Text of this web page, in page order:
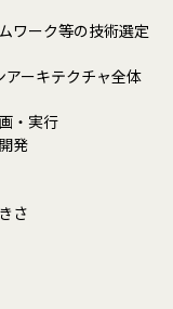
ワーク等の技術選定
アーキテクチャ全体
・実行
発
さ